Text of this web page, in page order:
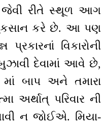
રીતે સ્થૂળ આગ
કરે છે. આ પણ
પ્રકારનાં વિકારોની
દેવામાં આવે છે,
માં બાપ અને તમારા
અર્થાત્ પરિવાર ની
ન જોઈએ. મિયા-